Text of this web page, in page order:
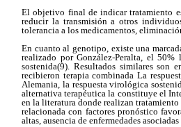
El objetivo final de indicar tratamiento
reducir la transmisión a otros
tolerancia a los medicamentos,
En cuanto al genotipo, existe una
realizado por González-Peralta, el
sostenida(9). Resultados similares son
recibieron terapia combinada La
Alemania, la respuesta virológica
alternativa terapéutica la constituye el
en la literatura donde realizan
relacionada con factores pronóstico
altas, ausencia de enfermedades